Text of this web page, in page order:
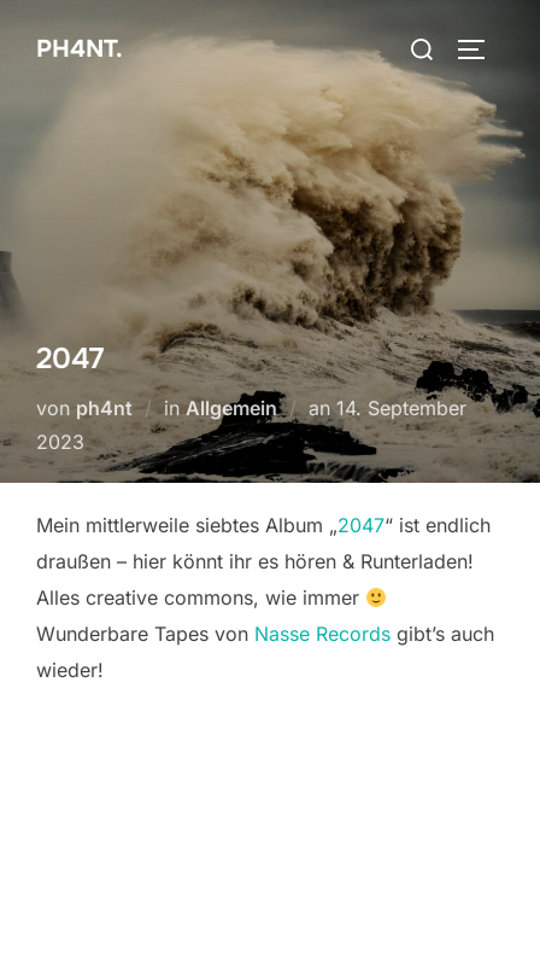
InhaltPH4NT.
Suchen
nach:
2047
von ph4nt inAllgemein anVeröffentlicht
am
14. September
2023
Mein mittlerweile siebtes Album „2047“ ist endlich
draußen – hier könnt ihr es hören & Runterladen!
Alles creative commons, wie immer
Wunderbare Tapes von Nasse Records gibt’s auch
wieder!